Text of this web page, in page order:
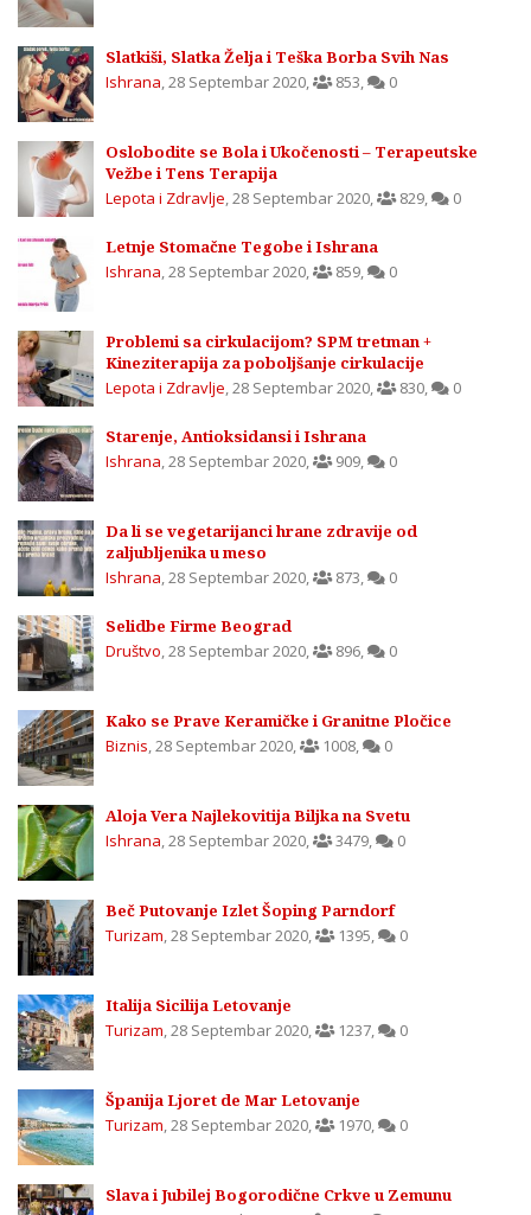
Slatkiši, Slatka Želja i Teška Borba Svih Nas
Ishrana,28 Septembar 2020, 853, 0
Oslobodite se Bola i Ukočenosti – Terapeutske
Vežbe i Tens Terapija
Lepota i Zdravlje,28 Septembar 2020, 829, 0
Letnje Stomačne Tegobe i Ishrana
Ishrana,28 Septembar 2020, 859, 0
Problemi sa cirkulacijom? SPM tretman +
Kineziterapija za poboljšanje cirkulacije
Lepota i Zdravlje,28 Septembar 2020, 830, 0
Starenje, Antioksidansi i Ishrana
Ishrana,28 Septembar 2020, 909, 0
Da li se vegetarijanci hrane zdravije od
zaljubljenika u meso
Ishrana,28 Septembar 2020, 873, 0
Selidbe Firme Beograd
Društvo,28 Septembar 2020, 896, 0
Kako se Prave Keramičke i Granitne Pločice
Biznis,28 Septembar 2020, 1008, 0
Aloja Vera Najlekovitija Biljka na Svetu
Ishrana,28 Septembar 2020, 3479, 0
Beč Putovanje Izlet Šoping Parndorf
Turizam,28 Septembar 2020, 1395, 0
Italija Sicilija Letovanje
Turizam,28 Septembar 2020, 1237, 0
Španija Ljoret de Mar Letovanje
Turizam,28 Septembar 2020, 1970, 0
Slava i Jubilej Bogorodične Crkve u Zemunu